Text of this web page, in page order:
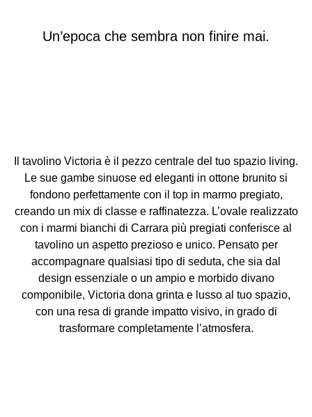
Un’epoca che sembra non finire mai.
Il tavolino Victoria è il pezzo centrale del tuo spazio living.
Le sue gambe sinuose ed eleganti in ottone brunito si
fondono perfettamente con il top in marmo pregiato,
creando un mix di classe e raffinatezza. L’ovale realizzato
con i marmi bianchi di Carrara più pregiati conferisce al
tavolino un aspetto prezioso e unico. Pensato per
accompagnare qualsiasi tipo di seduta, che sia dal
design essenziale o un ampio e morbido divano
componibile, Victoria dona grinta e lusso al tuo spazio,
con una resa di grande impatto visivo, in grado di
trasformare completamente l’atmosfera.